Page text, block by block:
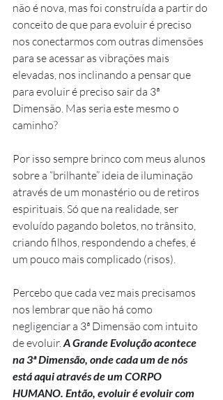
não é nova, mas foi construída a partir do
conceito de que para evoluir é preciso
nos conectarmos com outras dimensões
para se acessar as vibrações mais
elevadas, nos inclinando a pensar que
para evoluir é preciso sair da 3ª
Dimensão. Mas seria este mesmo o
caminho?
Por isso sempre brinco com meus alunos
sobre a “brilhante” ideia de iluminação
através de um monastério ou de retiros
espirituais. Só que na realidade, ser
evoluído pagando boletos, no trânsito,
criando filhos, respondendo a chefes, é
um pouco mais complicado (risos).
Percebo que cada vez mais precisamos
nos lembrar que não há como
negligenciar a 3ª Dimensão com intuito
de evoluir. A Grande Evolução acontece
na 3ª Dimensão, onde cada um de nós
está aqui através de um CORPO
HUMANO. Então, evoluir é evoluir com